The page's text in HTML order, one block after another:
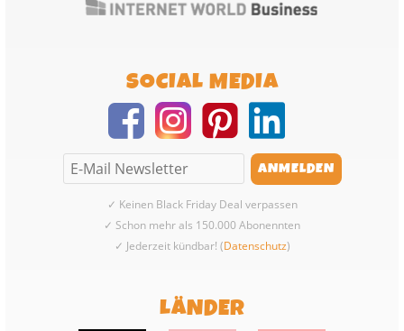
SOCIAL MEDIA
✓ Keinen Black Friday Deal verpassen
✓ Schon mehr als 150.000 Abonennten
✓ Jederzeit kündbar! (Datenschutz)
LÄNDER